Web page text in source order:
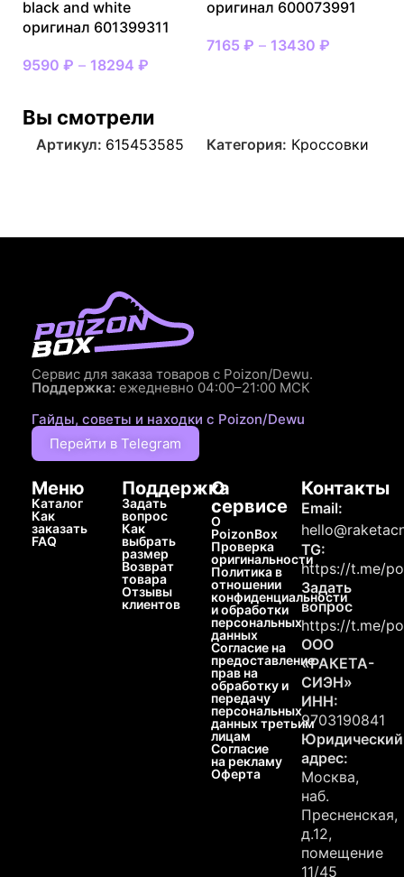
black and white
оригинал 601399311
9590 ₽ – 18294 ₽
оригинал 600073991
7165 ₽ – 13430 ₽
Вы смотрели
Артикул: 615453585 Категория: Кроссовки
Сервис для заказа товаров с Poizon/Dewu.
Поддержка: ежедневно 04:00–21:00 МСК
Гайды, советы и находки с Poizon/Dewu
Перейти в Telegram
Меню
Каталог
Как
заказать
FAQ
Поддержка
Задать
вопрос
Как
выбрать
размер
Возврат
товара
Отзывы
клиентов
О
сервисе
О
PoizonBox
Проверка
оригинальности
Политика в
отношении
конфиденциальности
и обработки
персональных
данных
Согласие на
предоставление
прав на
обработку и
передачу
персональных
данных третьим
лицам
Согласие
на рекламу
Оферта
Контакты
Email:
TG:
https://t.me/
Задать
вопрос
https://t.me/
ООО
«РАКЕТА-
СИЭН»
ИНН:
9703190841
Юридический
адрес:
Москва,
наб.
Пресненская,
д.12,
помещение
11/45